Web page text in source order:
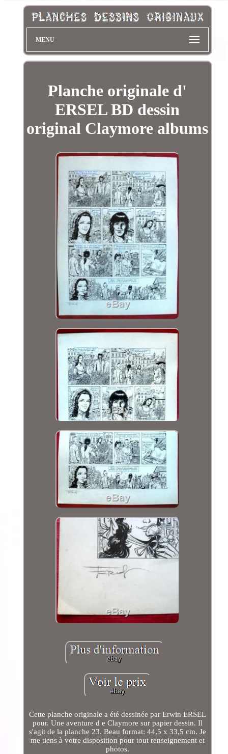
MENU
Planche originale d'
ERSEL BD dessin
original Claymore albums
Cette planche originale a été dessinée par Erwin ERSEL
pour. Une aventure d e Claymore sur papier dessin. Il
s'agit de la planche 23. Beau format: 44,5 x 33,5 cm. Je
me tiens à votre disposition pour tout renseignement et
photos.